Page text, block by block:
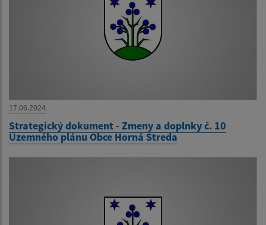
17.06.2024
Strategický dokument - Zmeny a doplnky č. 10
Územného plánu Obce Horná Streda